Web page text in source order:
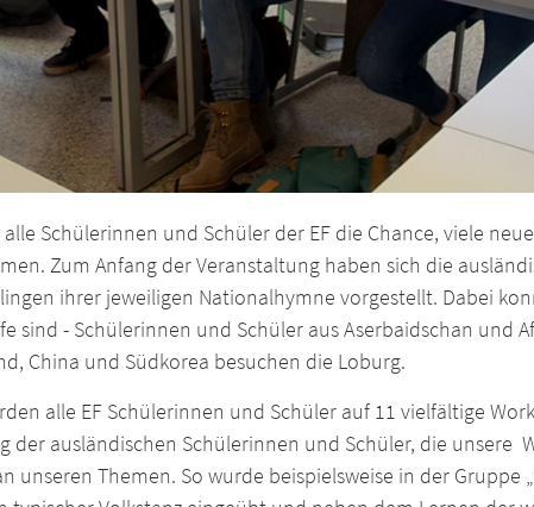
Schülerinnen und Schüler der EF die Chance, viele
Zum Anfang der Veranstaltung haben sich die
ihrer jeweiligen Nationalhymne vorgestellt. Dabei
sind - Schülerinnen und Schüler aus Aserbaidschan und
China und Südkorea besuchen die Loburg.
alle EF Schülerinnen und Schüler auf 11 vielfältige
der ausländischen Schülerinnen und Schüler, die unsere
unseren Themen. So wurde beispielsweise in der Gruppe